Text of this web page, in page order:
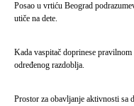
Posao u vrtiću Beograd
utiče na dete.
Kada vaspitač doprinese
određenog razdoblja.
Prostor za obavljanje aktivnosti sa